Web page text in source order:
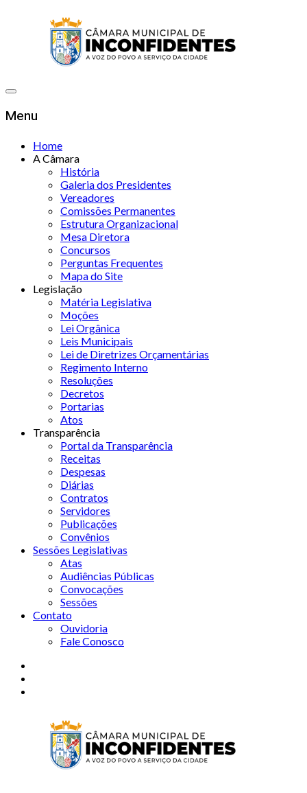
Menu
Home
A Câmara
História
Galeria dos Presidentes
Vereadores
Comissões Permanentes
Estrutura Organizacional
Mesa Diretora
Concursos
Perguntas Frequentes
Mapa do Site
Legislação
Matéria Legislativa
Moções
Lei Orgânica
Leis Municipais
Lei de Diretrizes Orçamentárias
Regimento Interno
Resoluções
Decretos
Portarias
Atos
Transparência
Portal da Transparência
Receitas
Despesas
Diárias
Contratos
Servidores
Publicações
Convênios
Sessões Legislativas
Atas
Audiências Públicas
Convocações
Sessões
Contato
Ouvidoria
Fale Conosco